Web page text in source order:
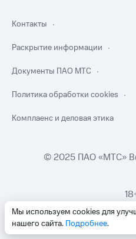
Мы используем cookies для
нашего сайта. Подробнее.
Контакты
Раскрытие информации
Документы ПАО МТС
Политика обработки cookies
Комплаенс и деловая этика
© 2025 ПАО «МТС»